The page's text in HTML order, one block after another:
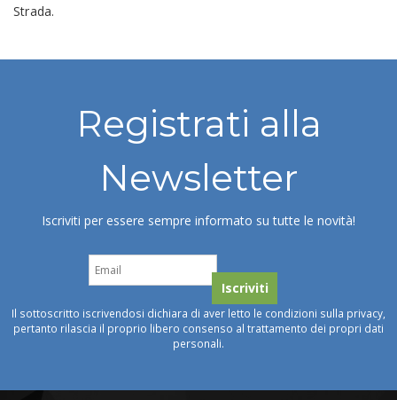
Strada.
Registrati alla
Newsletter
Iscriviti per essere sempre informato su tutte le novità!
Il sottoscritto iscrivendosi dichiara di aver letto le condizioni sulla privacy,
pertanto rilascia il proprio libero consenso al trattamento dei propri dati
personali.